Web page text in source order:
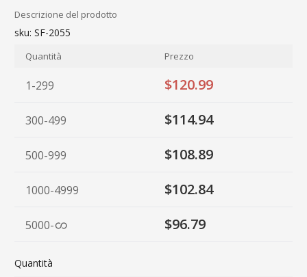
Descrizione del prodotto
sku: SF-2055
Quantità Prezzo
1-299 $120.99
300-499 $114.94
500-999 $108.89
1000-4999 $102.84
5000- $96.79
Quantità